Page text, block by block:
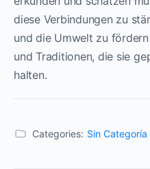
diese Verbindungen zu
und die Umwelt zu
und Traditionen, die sie
halten.
Categories: Sin Categoría